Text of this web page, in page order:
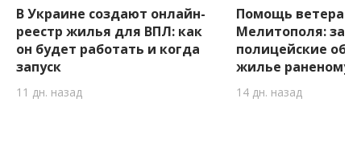
В Украине создают онлайн-
реестр жилья для ВПЛ: как
он будет работать и когда
запуск
11 дн. назад
Помощь ветерану
Мелитополя:
полицейские
жилье раненому
14 дн. назад